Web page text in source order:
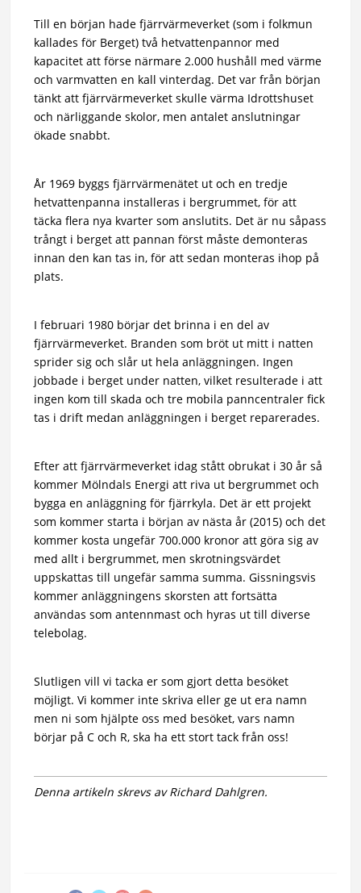
Till en början hade fjärrvärmeverket (som i folkmun
kallades för Berget) två hetvattenpannor med
kapacitet att förse närmare 2.000 hushåll med värme
och varmvatten en kall vinterdag. Det var från början
tänkt att fjärrvärmeverket skulle värma Idrottshuset
och närliggande skolor, men antalet anslutningar
ökade snabbt.
År 1969 byggs fjärrvärmenätet ut och en tredje
hetvattenpanna installeras i bergrummet, för att
täcka flera nya kvarter som anslutits. Det är nu såpass
trångt i berget att pannan först måste demonteras
innan den kan tas in, för att sedan monteras ihop på
plats.
I februari 1980 börjar det brinna i en del av
fjärrvärmeverket. Branden som bröt ut mitt i natten
sprider sig och slår ut hela anläggningen. Ingen
jobbade i berget under natten, vilket resulterade i att
ingen kom till skada och tre mobila panncentraler fick
tas i drift medan anläggningen i berget reparerades.
Efter att fjärrvärmeverket idag stått obrukat i 30 år så
kommer Mölndals Energi att riva ut bergrummet och
bygga en anläggning för fjärrkyla. Det är ett projekt
som kommer starta i början av nästa år (2015) och det
kommer kosta ungefär 700.000 kronor att göra sig av
med allt i bergrummet, men skrotningsvärdet
uppskattas till ungefär samma summa. Gissningsvis
kommer anläggningens skorsten att fortsätta
användas som antennmast och hyras ut till diverse
telebolag.
Slutligen vill vi tacka er som gjort detta besöket
möjligt. Vi kommer inte skriva eller ge ut era namn
men ni som hjälpte oss med besöket, vars namn
börjar på C och R, ska ha ett stort tack från oss!
Denna artikeln skrevs av Richard Dahlgren.